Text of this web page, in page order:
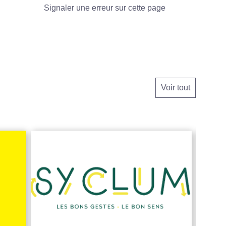
Signaler une erreur sur cette page
Voir tout